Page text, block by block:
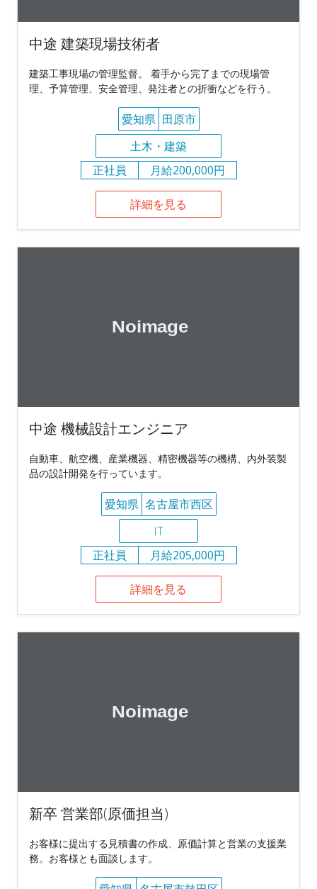
中途 建築現場技術者
建築工事現場の管理監督。 着手から完了までの現場管
理、予算管理、安全管理、発注者との折衝などを行う。
愛知県 田原市
土木・建築
正社員
月給200,000円
詳細を見る
中途 機械設計エンジニア
自動車、航空機、産業機器、精密機器等の機構、内外装製
品の設計開発を行っています。
愛知県 名古屋市西区
IT
正社員
月給205,000円
詳細を見る
新卒 営業部(原価担当)
お客様に提出する見積書の作成、原価計算と営業の支援業
務。お客様とも面談します。